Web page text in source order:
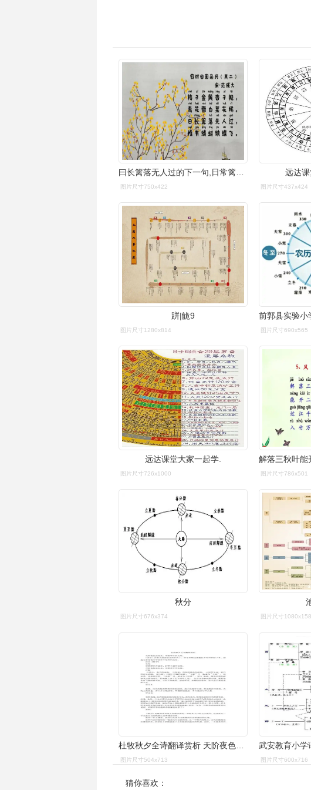
图片尺寸750x422
远达课
图片尺寸437x424
跰|觤9
图片尺寸1280x814 图片尺寸690x565
远达课堂大家一起学.
图片尺寸726x1000 图片尺寸786x501
秋分
图片尺寸676x374 图片尺寸
杜牧秋夕全诗翻译赏析 天阶夜色凉如水,坐看牵牛织女星.
图片尺寸504x713 图片尺寸600x716
猜你喜欢：